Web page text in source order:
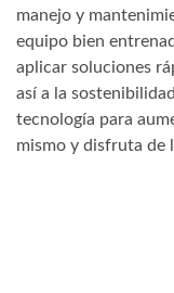
manejo y
equipo bien
aplicar soluciones
así a la
tecnología para
mismo y disfruta de